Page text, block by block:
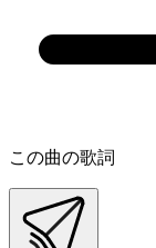
この曲の歌詞